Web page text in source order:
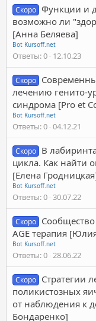
Скоро Функции и
возможно ли
[Анна Беляева]
Bot Kursoff.net
Ответы 0 12.10.23
Скоро
лечению генито-
синдрома [Pro et
Bot Kursoff.net
Ответы 0 04.12.21
Скоро В
цикла. Как найти
[Елена
Bot Kursoff.net
Ответы 0 30.07.22
Скоро
AGE терапия
Bot Kursoff.net
Ответы 0 28.06.22
Скоро Стратегии
поликистозных
от наблюдения к
Бондаренко]